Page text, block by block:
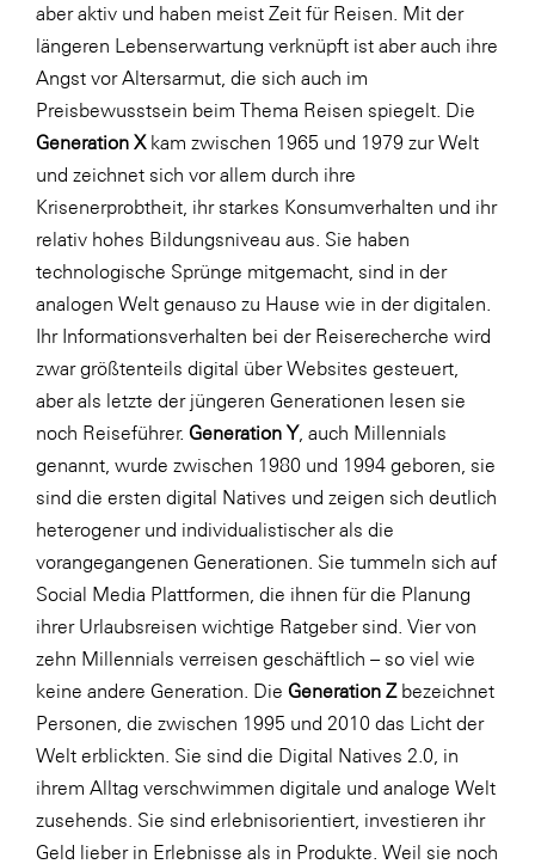
aber aktiv und haben meist Zeit für Reisen. Mit der
längeren Lebenserwartung verknüpft ist aber auch ihre
Angst vor Altersarmut, die sich auch im
Preisbewusstsein beim Thema Reisen spiegelt. Die
Generation Xkam zwischen 1965 und 1979 zur Welt
und zeichnet sich vor allem durch ihre
Krisenerprobtheit, ihr starkes Konsumverhalten und ihr
relativ hohes Bildungsniveau aus. Sie haben
technologische Sprünge mitgemacht, sind in der
analogen Welt genauso zu Hause wie in der digitalen.
Ihr Informationsverhalten bei der Reiserecherche wird
zwar größtenteils digital über Websites gesteuert,
aber als letzte der jüngeren Generationen lesen sie
noch Reiseführer. Generation Y, auch Millennials
genannt, wurde zwischen 1980 und 1994 geboren, sie
sind die ersten digital Natives und zeigen sich deutlich
heterogener und individualistischer als die
vorangegangenen Generationen. Sie tummeln sich auf
Social Media Plattformen, die ihnen für die Planung
ihrer Urlaubsreisen wichtige Ratgeber sind. Vier von
zehn Millennials verreisen geschäftlich – so viel wie
keine andere Generation. Die Generation Zbezeichnet
Personen, die zwischen 1995 und 2010 das Licht der
Welt erblickten. Sie sind die Digital Natives 2.0, in
ihrem Alltag verschwimmen digitale und analoge Welt
zusehends. Sie sind erlebnisorientiert, investieren ihr
Geld lieber in Erlebnisse als in Produkte. Weil sie noch